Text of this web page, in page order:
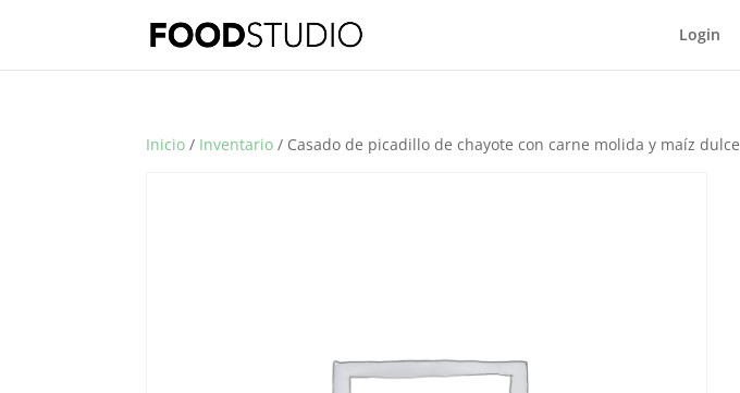
Login
Inicio / Inventario / Casado de picadillo de chayote con carne molida y maíz dulce